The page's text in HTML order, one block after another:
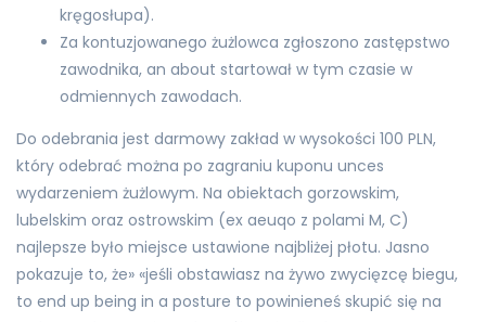
kręgosłupa).
Za kontuzjowanego żużlowca zgłoszono zastępstwo
zawodnika, an about startował w tym czasie w
odmiennych zawodach.
Do odebrania jest darmowy zakład w wysokości 100 PLN,
który odebrać można po zagraniu kuponu unces
wydarzeniem żużlowym. Na obiektach gorzowskim,
lubelskim oraz ostrowskim (ex aeuqo z polami M, C)
najlepsze było miejsce ustawione najbliżej płotu. Jasno
pokazuje to, że» «jeśli obstawiasz na żywo zwycięzcę biegu,
to end up being in a posture to powinieneś skupić się na